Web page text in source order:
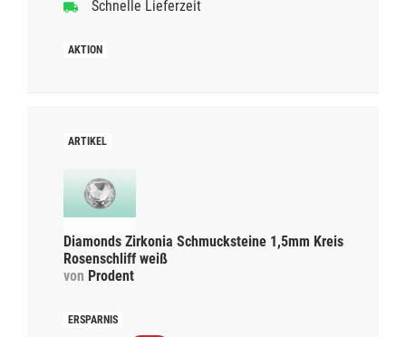
Schnelle Lieferzeit
Diamonds Zirkonia Schmucksteine 1,5mm Kreis
Rosenschliff weiß
von Prodent